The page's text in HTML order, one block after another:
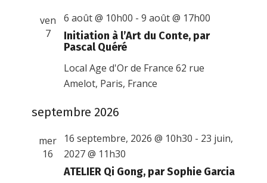
de
vues
ven
7
Initiation à l’Art du Conte, par
Pascal Quéré
6 août @ 10h00 -9 août @ 17h00
Local Age d'Or de France62 rue
Amelot, Paris, France
septembre 2026
mer
16
ATELIER Qi Gong, par Sophie Garcia
16 septembre, 2026 @ 10h30 - 23 juin,
2027 @ 11h30